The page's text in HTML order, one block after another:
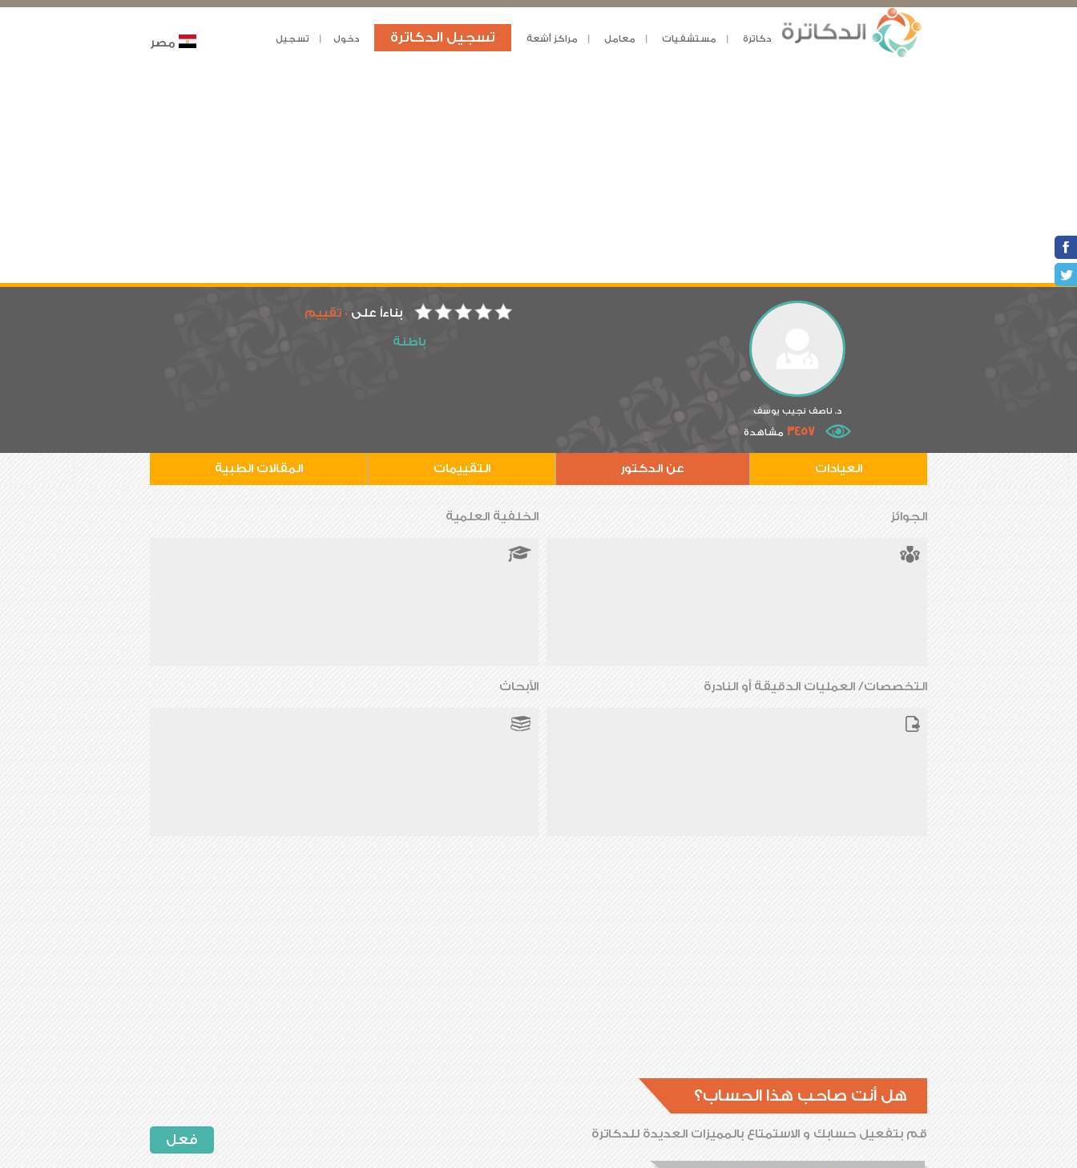
دكاترة مستشفيات معامل مراكز أشعة تسجيل الدكاترة دخول تسجيل مصر
د. ناصف نجيب يوسف
3457 مشاهدة
بناءاً على0 تقييم
باطنة
العيادات عن الدكتور التقييمات المقالات الطبية
الجوائز
التخصصات/ العمليات الدقيقة أو النادرة
الخلفية العلمية
الأبحاث
هل أنت صاحب هذا الحساب؟
فعل قم بتفعيل حسابك و الاستمتاع بالمميزات العديدة للدكاترة